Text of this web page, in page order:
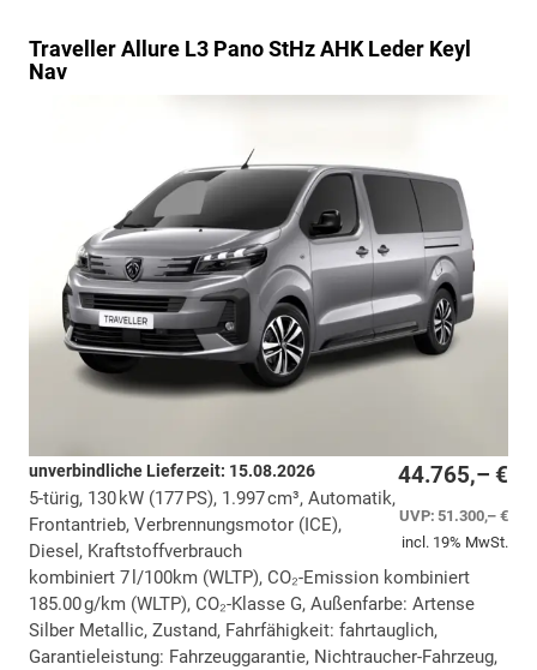
TravellerAllure L3 Pano StHz AHK Leder Keyl
Nav
44.765,– €
UVP:51.300,– €
incl. 19% MwSt.
unverbindliche Lieferzeit: 15.08.2026
5-türig, 130 kW (177 PS), 1.997 cm³, Automatik,
Frontantrieb, Verbrennungsmotor (ICE),
Diesel, Kraftstoffverbrauch
kombiniert 7 l/100km (WLTP), CO₂-Emission kombiniert
185.00 g/km (WLTP), CO₂-Klasse G, Außenfarbe: Artense
Silber Metallic, Zustand, Fahrfähigkeit: fahrtauglich,
Garantieleistung: Fahrzeuggarantie, Nichtraucher-Fahrzeug,